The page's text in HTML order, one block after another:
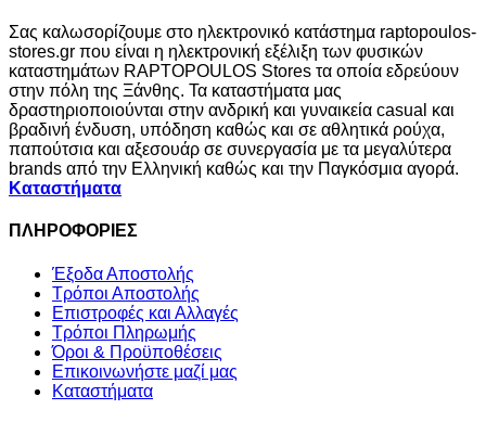
Σας καλωσορίζουμε στο ηλεκτρονικό κατάστημα raptopoulos-
stores.gr που είναι η ηλεκτρονική εξέλιξη των φυσικών
καταστημάτων RAPTOPOULOS Stores τα οποία εδρεύουν
στην πόλη της Ξάνθης. Τα καταστήματα μας
δραστηριοποιούνται στην ανδρική και γυναικεία casual και
βραδινή ένδυση, υπόδηση καθώς και σε αθλητικά ρούχα,
παπούτσια και αξεσουάρ σε συνεργασία με τα μεγαλύτερα
brands από την Ελληνική καθώς και την Παγκόσμια αγορά.
Καταστήματα
ΠΛΗΡΟΦΟΡΙΕΣ
Έξοδα Αποστολής
Τρόποι Αποστολής
Επιστροφές και Αλλαγές
Τρόποι Πληρωμής
Όροι & Προϋποθέσεις
Επικοινωνήστε μαζί μας
Καταστήματα